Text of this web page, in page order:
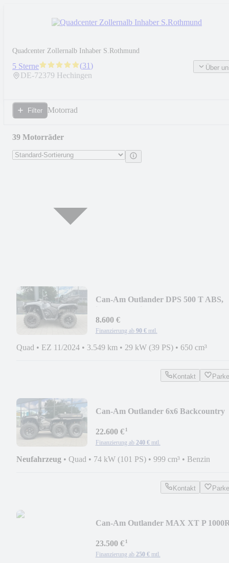
Quadcenter Zollernalb Inhaber S.Rothmund
5 Sterne (31)
DE-72379 Hechingen
Über
Filter Motorrad
39 Motorräder
Can-Am Outlander DPS 500 T ABS,
8.600 €
Finanzierung ab 90 € mtl.
Quad • EZ 11/2024 • 3.549 km • 29 kW (39 PS) • 650 cm³
Kontakt
Can-Am Outlander 6x6 Backcountry
22.600 €¹
Finanzierung ab 240 € mtl.
Neufahrzeug • Quad • 74 kW (101 PS) • 999 cm³ • Benzin
Kontakt
Can-Am Outlander MAX XT P
23.500 €¹
Finanzierung ab 250 € mtl.